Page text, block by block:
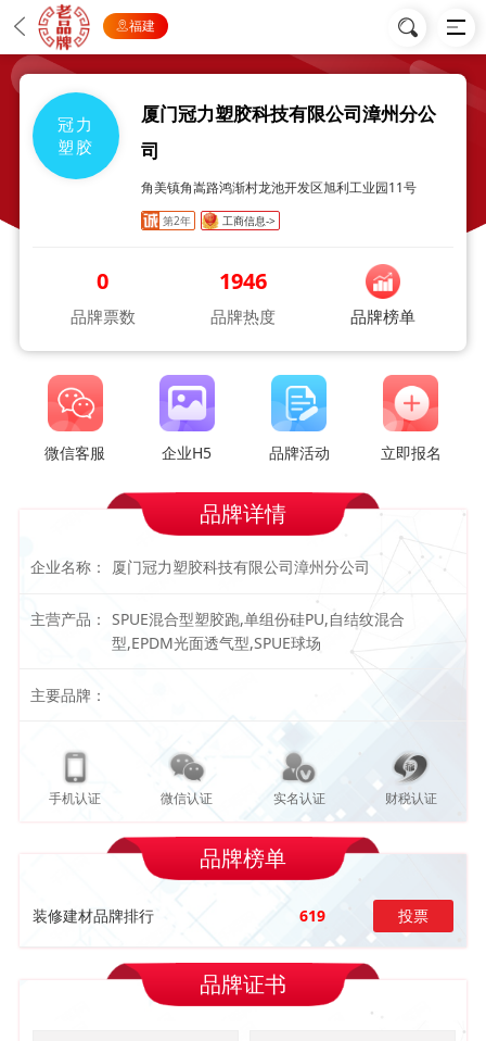
福建
冠力
塑胶
厦门冠力塑胶科技有限公司漳州分公
司
角美镇角嵩路鸿渐村龙池开发区旭利工业园11号
第2年 工商信息->
0
品牌票数
1946
品牌热度 品牌榜单
微信客服 企业H5 品牌活动 立即报名
品牌详情
企业名称： 厦门冠力塑胶科技有限公司漳州分公司
主营产品： SPUE混合型塑胶跑,单组份硅PU,自结纹混合
型,EPDM光面透气型,SPUE球场
主要品牌：
手机认证 微信认证 实名认证 财税认证
品牌榜单
装修建材品牌排行 619 投票
品牌证书